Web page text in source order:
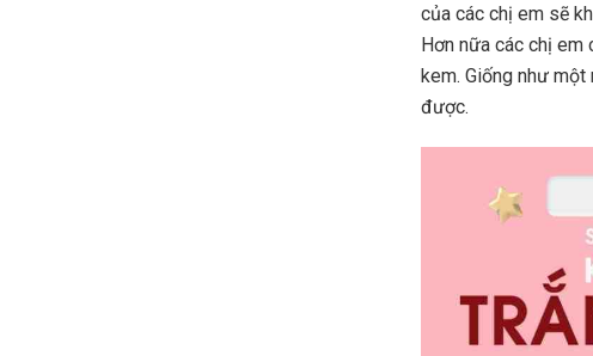
của các chị em sẽ
Hơn nữa các chị
kem. Giống như
được.